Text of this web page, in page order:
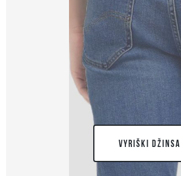
VYRIŠKI DŽINSAI